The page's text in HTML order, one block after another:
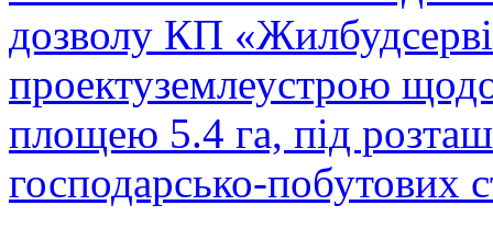
дозволу КП
проектуземлеустрою
площею 5.4 га, під
господарсько-